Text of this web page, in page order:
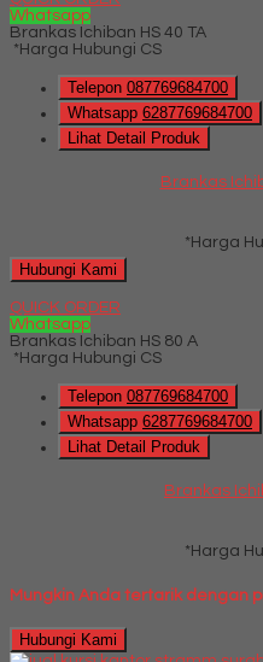
Whatsapp
Brankas Ichiban HS 40 TA
*Harga Hubungi CS
Telepon 087769684700
Whatsapp 6287769684700
Lihat Detail Produk
Brankas
*Harga
Hubungi Kami
QUICK ORDER
Whatsapp
Brankas Ichiban HS 80 A
*Harga Hubungi CS
Telepon 087769684700
Whatsapp 6287769684700
Lihat Detail Produk
Brankas
*Harga
Mungkin Anda tertarik dengan
Hubungi Kami